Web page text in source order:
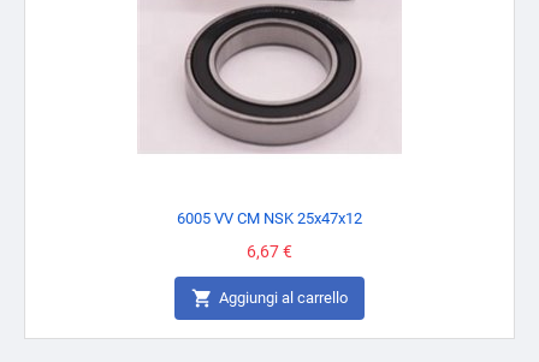
6005 VV CM NSK 25x47x12
Prezzo
6,67 €
 Aggiungi al carrello